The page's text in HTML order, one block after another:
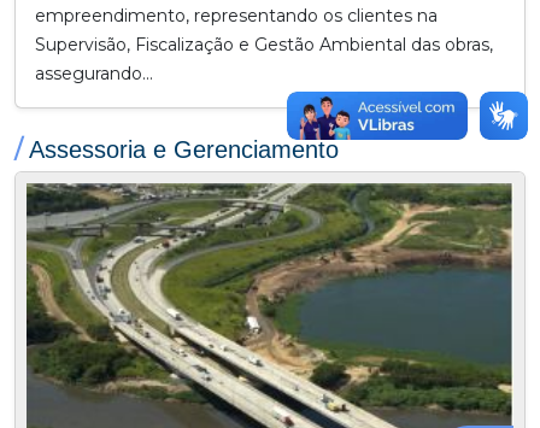
empreendimento, representando os clientes na
Supervisão, Fiscalização e Gestão Ambiental das obras,
assegurando...
/Assessoria e Gerenciamento